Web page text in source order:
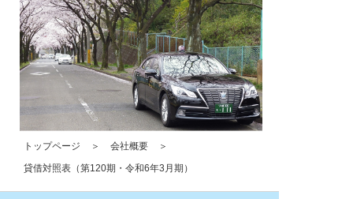
トップページ ＞ 会社概要
＞
貸借対照表（第120期・令和6年3月期）